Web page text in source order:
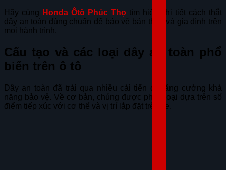
Hãy cùng Honda Ôtô Phúc Thọ tìm hiểu chi tiết cách thắt
dây an toàn đúng chuẩn để bảo vệ bản thân và gia đình trên
mọi hành trình.
Cấu tạo và các loại dây an toàn phổ
biến trên ô tô
Dây an toàn đã trải qua nhiều cải tiến để tăng cường khả
năng bảo vệ. Về cơ bản, chúng được phân loại dựa trên số
điểm tiếp xúc với cơ thể và vị trí lắp đặt trên xe.